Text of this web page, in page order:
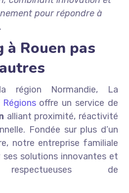
pour répondre à
à Rouen pas
région Normandie, La
offre un service de
alliant proximité, réactivité
Fondée sur plus d’un
notre entreprise familiale
ses solutions innovantes et
respectueuses de